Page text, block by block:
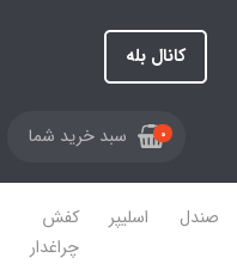
کانال بله
0 سبد خرید شما
صندل اسلیپر
کفش
چراغدار